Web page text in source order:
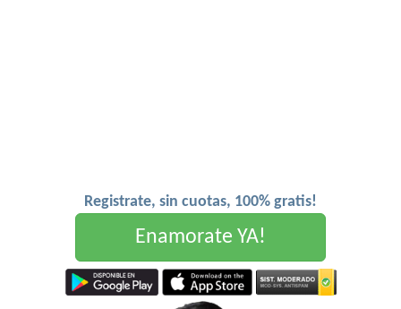
Registrate, sin cuotas, 100% gratis!
Enamorate YA!